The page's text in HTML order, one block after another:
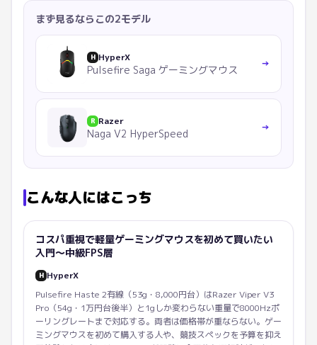
まず見るならこの2モデル
H HyperX
Pulsefire Saga ゲーミングマウス →
R Razer
Naga V2 HyperSpeed →
こんな人にはこっち
コスパ重視で軽量ゲーミングマウスを初めて買いたい
入門〜中級FPS層
H HyperX
Pulsefire Haste 2有線（53g・8,000円台）はRazer Viper V3
Pro（54g・1万円台後半）と1gしか変わらない重量で8000Hzポ
ーリングレートまで対応する。両者は価格帯が重ならない。ゲー
ミングマウスを初めて購入する人や、競技スペックを予算を抑え